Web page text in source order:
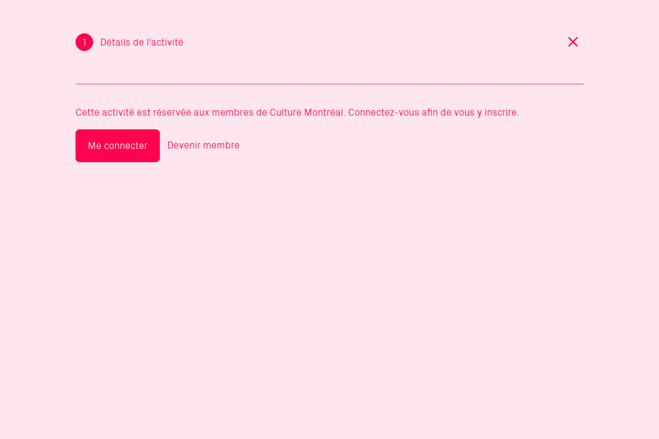
Détails de l'activité +
Cette activité est réservée aux membres de Culture Montréal. Connectez-vous afin de vous y inscrire.
Me connecter Devenir membre